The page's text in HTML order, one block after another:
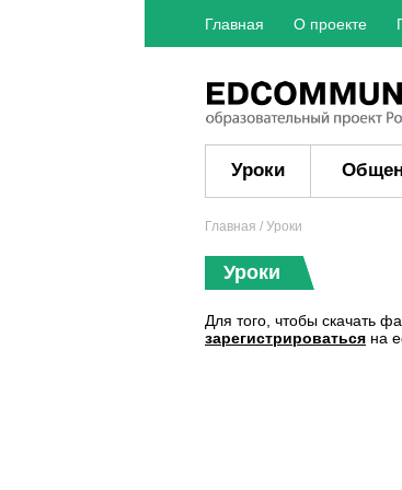
Главная О проекте
Уроки
Главная / Уроки
Уроки
Для того, чтобы скачать
зарегистрироваться на